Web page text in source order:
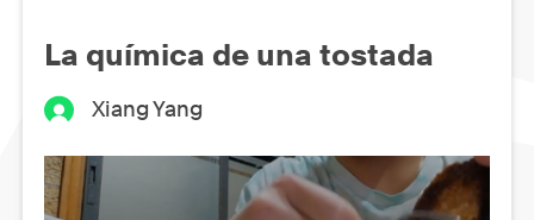
La química de una tostada
Xiang Yang